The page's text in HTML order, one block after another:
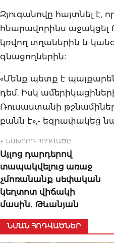
Զյուգանովը հայտնել է,
հնարավորինս
կռվող տղաներին և
գնացողներին։
«Մենք պետք է
դեմ. Իսկ
Ռուսաստանի
բանն է»,- եզրափակեց
← ՆԱԽՈՐԴ ՀՈԴՎԱԾԸ
Այլոց դարդերով
տապակվելուց առաջ
չմոռանանք սեփական
կեղտոտ վիճակի
մասին․ Թևանյան
ՆՄԱՆ ՀՈԴՎԱԾՆԵՐ